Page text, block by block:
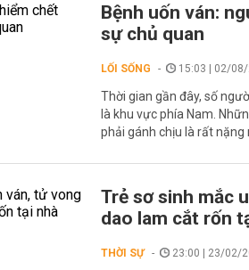
Bệnh uốn ván:
sự chủ quan
LỐI SỐNG 15:03 | 02/
Thời gian gần đây, số
là khu vực phía Nam.
phải gánh chịu là rất nặng
Trẻ sơ sinh mắc
dao lam cắt rốn
THỜI SỰ 23:00 | 23/02/